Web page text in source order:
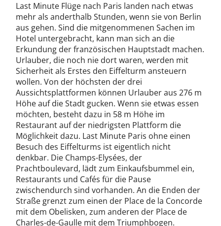
Last Minute Flüge nach Paris landen nach etwas
mehr als anderthalb Stunden, wenn sie von Berlin
aus gehen. Sind die mitgenommenen Sachen im
Hotel untergebracht, kann man sich an die
Erkundung der französischen Hauptstadt machen.
Urlauber, die noch nie dort waren, werden mit
Sicherheit als Erstes den Eiffelturm ansteuern
wollen. Von der höchsten der drei
Aussichtsplattformen können Urlauber aus 276 m
Höhe auf die Stadt gucken. Wenn sie etwas essen
möchten, besteht dazu in 58 m Höhe im
Restaurant auf der niedrigsten Plattform die
Möglichkeit dazu. Last Minute Paris ohne einen
Besuch des Eiffelturms ist eigentlich nicht
denkbar. Die Champs-Elysées, der
Prachtboulevard, lädt zum Einkaufsbummel ein,
Restaurants und Cafés für die Pause
zwischendurch sind vorhanden. An die Enden der
Straße grenzt zum einen der Place de la Concorde
mit dem Obelisken, zum anderen der Place de
Charles-de-Gaulle mit dem Triumphbogen.